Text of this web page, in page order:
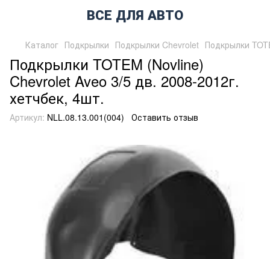
ВСЕ ДЛЯ АВТО
Каталог Подкрылки Подкрылки Chevrolet Подкрылки
Подкрылки TOTEM (Novline)
Chevrolet Aveo 3/5 дв. 2008-2012г.
хетчбек, 4шт.
Артикул: NLL.08.13.001(004) Оставить отзыв